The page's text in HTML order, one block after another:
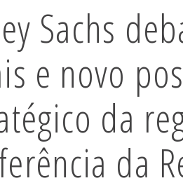
Sachs
e novo
da
da